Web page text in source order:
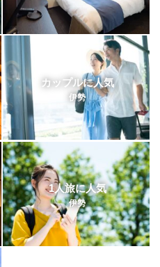
カップルに人気
伊勢
1人旅に人気
伊勢